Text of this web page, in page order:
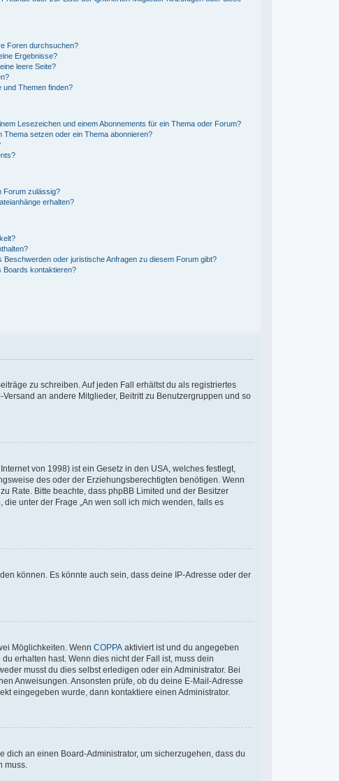
Foren durchsuchen?
Ergebnisse?
leere Seite?
und Themen finden?
Lesezeichen und einem Abonnements für ein Thema oder Forum?
Thema setzen oder ein Thema abonnieren?
Forum zulässig?
erhalten?
Beschwerden oder juristische Anfragen zu diesem Forum gibt?
Boards kontaktieren?
zu schreiben. Auf jeden Fall erhältst du als registriertes
an andere Mitglieder, Beitritt zu Benutzergruppen und so
von 1998) ist ein Gesetz in den USA, welches festlegt,
des oder der Erziehungsberechtigten benötigen. Wenn
Rate. Bitte beachte, dass phpBB Limited und der Besitzer
unter der Frage „An wen soll ich mich wenden, falls es
können. Es könnte auch sein, dass deine IP-Adresse oder der
Möglichkeiten. Wenn COPPA aktiviert ist und du angegeben
erhalten hast. Wenn dies nicht der Fall ist, muss dein
musst du dies selbst erledigen oder ein Administrator. Bei
Anweisungen. Ansonsten prüfe, ob du deine E-Mail-Adresse
eingegeben wurde, dann kontaktiere einen Administrator.
dich an einen Board-Administrator, um sicherzugehen, dass du
muss.